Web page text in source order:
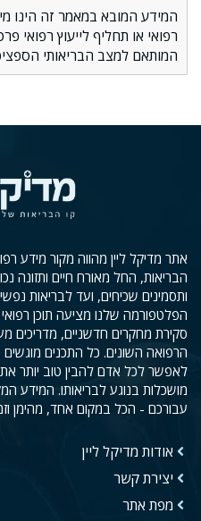
המידע המובא במאמר זה הינו
רפואי או תחליף לייעוץ רפואי
המותאם למצב הבריאותי
אתר מדיקל ליין מהווה מקור מידע
הבריאות, החל מאורח חיים ותזונה
ותסמינים שכיחים, ועד לבריאות
הפלטפורמה שלנו מציעה תוכן
סקירת מחקרים חדשניים, מדריכים
הרפואה השונים. כל התכנים
לאפשר לכל אדם להבין טוב יותר
מושכלות בנוגע לבריאותו. המידע
עבורכם - הכל במקום אחד, מהימן
אודות מדיקל ליין
יצירת קשר
מפת אתר